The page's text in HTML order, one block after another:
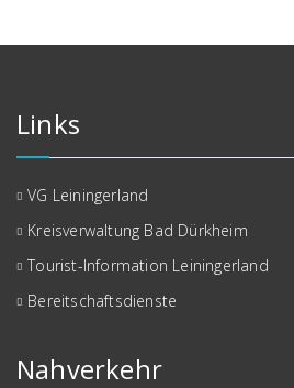
Links
VG Leiningerland
Kreisverwaltung Bad Dürkheim
Tourist-Information Leiningerland
Bereitschaftsdienste
Nahverkehr